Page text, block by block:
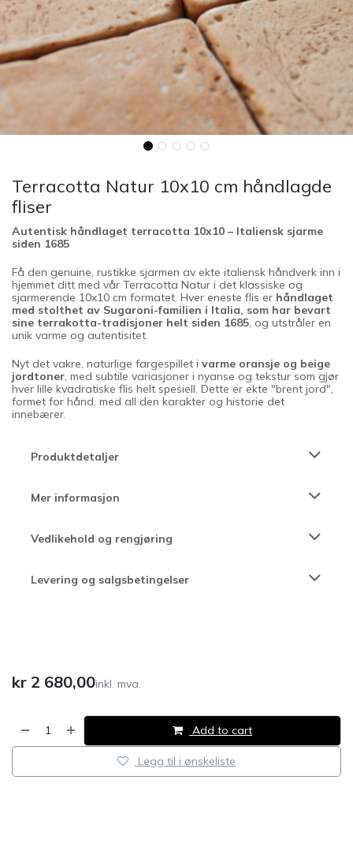
Terracotta Natur 10x10 cm håndlagde
fliser
Autentisk håndlaget terracotta 10x10 – Italiensk sjarme
siden 1685
Få den genuine, rustikke sjarmen av ekte italiensk håndverk inn i
hjemmet ditt med vår Terracotta Natur i det klassiske og
sjarmerende 10x10 cm formatet. Hver eneste flis er håndlaget
med stolthet av Sugaroni-familien i Italia, som har bevart
sine terrakotta-tradisjoner helt siden 1685, og utstråler en
unik varme og autentisitet.
Nyt det vakre, naturlige fargespillet i varme oransje og beige
jordtoner, med subtile variasjoner i nyanse og tekstur som gjør
hver lille kvadratiske flis helt spesiell. Dette er ekte "brent jord",
formet for hånd, med all den karakter og historie det
innebærer.
Produktdetaljer
Mer informasjon
Vedlikehold og rengjøring
Levering og salgsbetingelser
kr 2 680,00inkl. mva.
Add to cart
Legg til i ønskeliste